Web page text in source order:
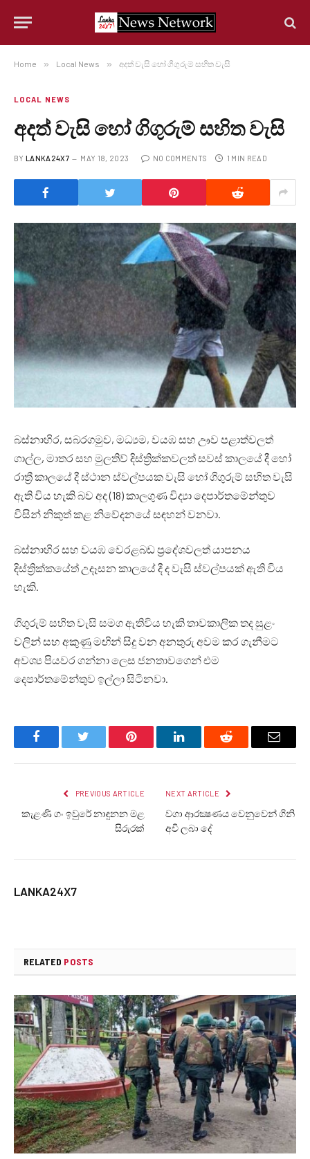
Home » Local News » අදත් වැසි හෝ ගිගුරුම් සහිත වැසි
LOCAL NEWS
අදත් වැසි හෝ ගිගුරුම් සහිත වැසි
BY LANKA24X7 MAY 18, 2023 NO COMMENTS 1 MIN READ
බස්නාහිර, සබරගමුව, මධ්‍යම, වයඹ සහ ඌව පළාත්වලත්
ගාල්ල, මාතර සහ මුලතිව් දිස්ත්‍රික්කවලත් සවස් කාලයේ දී හෝ
රාත්‍රී කාලයේ දී ස්ථාන ස්වල්පයක වැසි හෝ ගිගුරුම් සහිත වැසි
ඇති විය හැකි බව අද (18) කාලගුණ විද්‍යා දෙපාර්තමේන්තුව
විසින් නිකුත් කළ නිවේදනයේ සඳහන් වනවා.
බස්නාහිර සහ වයඹ වෙරළබඩ ප්‍රදේශවලත් යාපනය
දිස්ත්‍රික්කයේත් උදෑසන කාලයේ දී ද වැසි ස්වල්පයක් ඇති විය
හැකි.
ගිගුරුම් සහිත වැසි සමග ඇතිවිය හැකි තාවකාලික තද සුළං
වලින් සහ අකුණු මඟින් සිදු වන අනතුරු අවම කර ගැනීමට
අවශ්‍ය පියවර ගන්නා ලෙස ජනතාවගෙන් එම
දෙපාර්තමේන්තුව ඉල්ලා සිටිනවා.
FacebookTwitter Pinterest LinkedInReddit Email
PREVIOUS ARTICLE
කැළණි ගං ඉවුරේ නාඳුනන මළ
සිරුරක්
NEXT ARTICLE
වගා ආරක්‍ෂණ‍ය වෙනුවෙන් ගිනි
අවි ලබා දේ
LANKA24X7
RELATED POSTS